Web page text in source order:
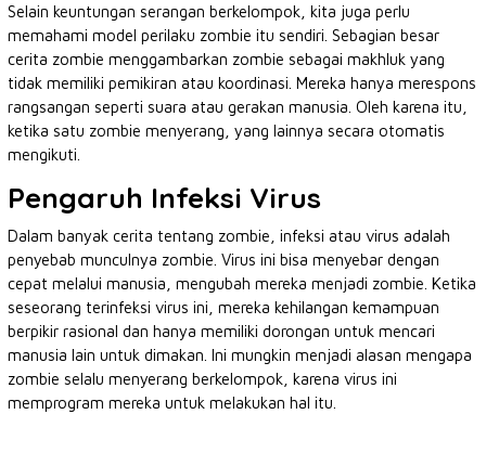
Selain keuntungan serangan berkelompok, kita juga perlu
memahami model perilaku zombie itu sendiri. Sebagian besar
cerita zombie menggambarkan zombie sebagai makhluk yang
tidak memiliki pemikiran atau koordinasi. Mereka hanya merespons
rangsangan seperti suara atau gerakan manusia. Oleh karena itu,
ketika satu zombie menyerang, yang lainnya secara otomatis
mengikuti.
Pengaruh Infeksi Virus
Dalam banyak cerita tentang zombie, infeksi atau virus adalah
penyebab munculnya zombie. Virus ini bisa menyebar dengan
cepat melalui manusia, mengubah mereka menjadi zombie. Ketika
seseorang terinfeksi virus ini, mereka kehilangan kemampuan
berpikir rasional dan hanya memiliki dorongan untuk mencari
manusia lain untuk dimakan. Ini mungkin menjadi alasan mengapa
zombie selalu menyerang berkelompok, karena virus ini
memprogram mereka untuk melakukan hal itu.